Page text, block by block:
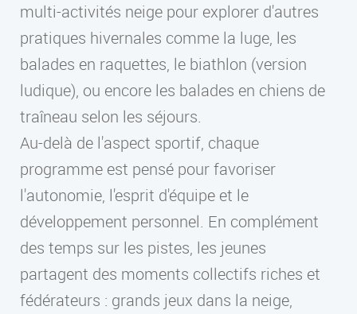
multi-activités neige pour explorer d'autres
pratiques hivernales comme la luge, les
balades en raquettes, le biathlon (version
ludique), ou encore les balades en chiens de
traîneau selon les séjours.
Au-delà de l'aspect sportif, chaque
programme est pensé pour favoriser
l'autonomie, l'esprit d'équipe et le
développement personnel. En complément
des temps sur les pistes, les jeunes
partagent des moments collectifs riches et
fédérateurs : grands jeux dans la neige,